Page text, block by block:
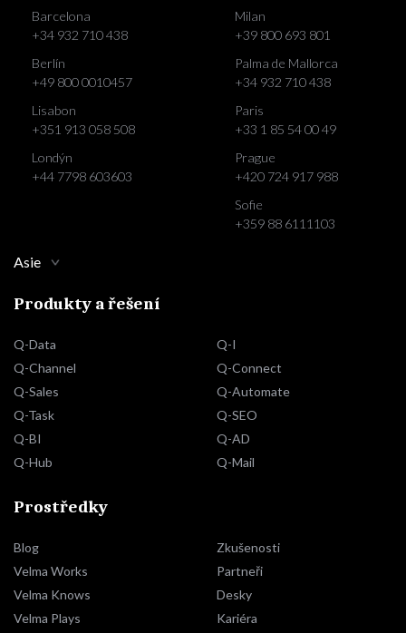
Barcelona
+34 932 710 438
Berlín
+49 800 0010457
Lisabon
+351 913 058 508
Londýn
+44 7798 603603
Milan
+39 800 693 801
Palma de Mallorca
+34 932 710 438
Paris
+33 1 85 54 00 49
Prague
+420 724 917 988
Sofie
+359 88 6111103
Asie
Produkty a řešení
Q-Data
Q-Channel
Q-Sales
Q-Task
Q-BI
Q-Hub
Q-I
Q-Connect
Q-Automate
Q-SEO
Q-AD
Q-Mail
Prostředky
Blog
Velma Works
Velma Knows
Velma Plays
Zkušenosti
Partneři
Desky
Kariéra